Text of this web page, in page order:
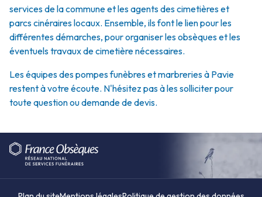
services de la commune et les agents des cimetières et
parcs cinéraires locaux. Ensemble, ils font le lien pour les
différentes démarches, pour organiser les obsèques et les
éventuels travaux de cimetière nécessaires.
Les équipes des pompes funèbres et marbreries à Pavie
restent à votre écoute. N'hésitez pas à les solliciter pour
toute question ou demande de devis.